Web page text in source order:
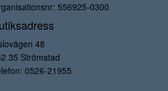
556925-0300
48
35 Strömstad
0526-21955